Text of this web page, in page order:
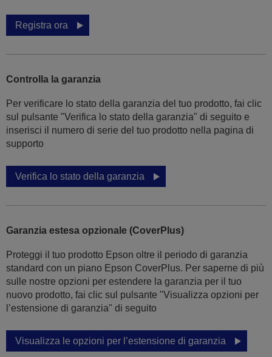
Registra ora
Controlla la garanzia
Per verificare lo stato della garanzia del tuo prodotto, fai clic
sul pulsante "Verifica lo stato della garanzia" di seguito e
inserisci il numero di serie del tuo prodotto nella pagina di
supporto
Verifica lo stato della garanzia
Garanzia estesa opzionale (CoverPlus)
Proteggi il tuo prodotto Epson oltre il periodo di garanzia
standard con un piano Epson CoverPlus. Per saperne di più
sulle nostre opzioni per estendere la garanzia per il tuo
nuovo prodotto, fai clic sul pulsante "Visualizza opzioni per
l’estensione di garanzia" di seguito
Visualizza le opzioni per l’estensione di garanzia